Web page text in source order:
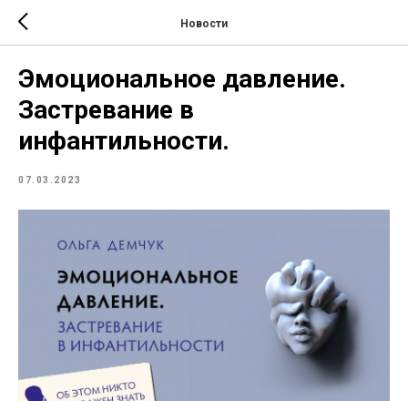
Новости
Эмоциональное давление.
Застревание в
инфантильности.
07.03.2023